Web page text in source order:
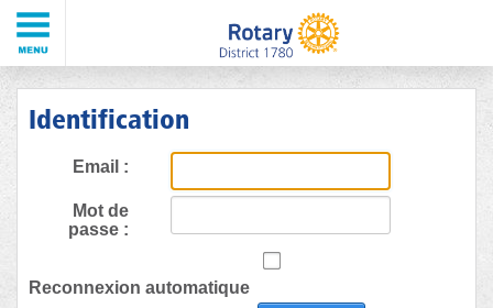
Identification
Email :
Mot de
passe :
Reconnexion automatique